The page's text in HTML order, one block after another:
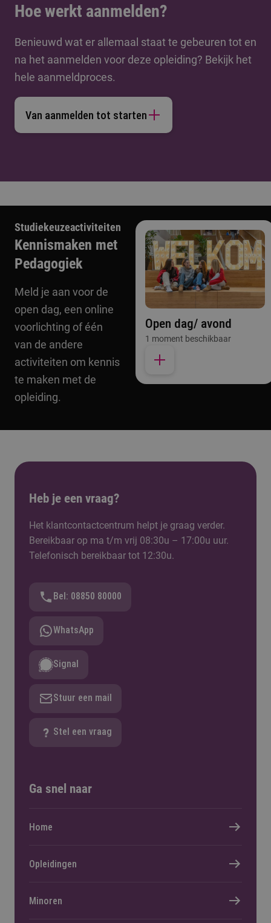
Hoe werkt aanmelden?
Benieuwd wat er allemaal staat te gebeuren tot en
na het aanmelden voor deze opleiding? Bekijk het
hele aanmeldproces.
Van aanmelden tot starten
Studiekeuzeactiviteiten
Kennismaken met
Pedagogiek
Meld je aan voor de
open dag, een online
voorlichting of één
van de andere
activiteiten om kennis
te maken met de
opleiding.
Open dag/ avond
1 moment beschikbaar
Heb je een vraag?
Het klantcontactcentrum helpt je graag verder.
Bereikbaar op ma t/m vrij 08:30u – 17:00u uur.
Telefonisch bereikbaar tot 12:30u.
Bel: 08850 80000
WhatsApp
Signal
Stuur een mail
Stel een vraag
Ga snel naar
Home
Opleidingen
Minoren